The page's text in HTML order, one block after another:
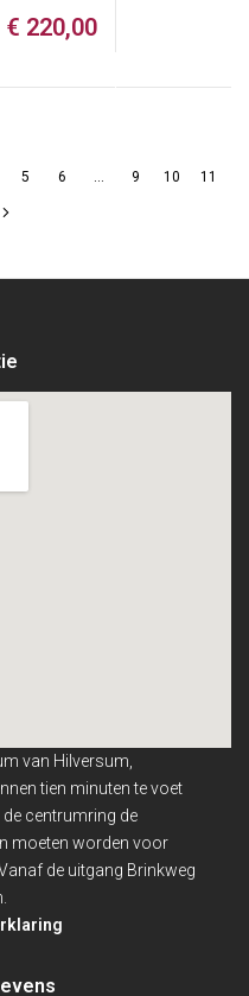
€ 220,00
5 6 … 9 10 11
van Hilversum,
tien minuten te voet
centrumring de
moeten worden voor
de uitgang Brinkweg